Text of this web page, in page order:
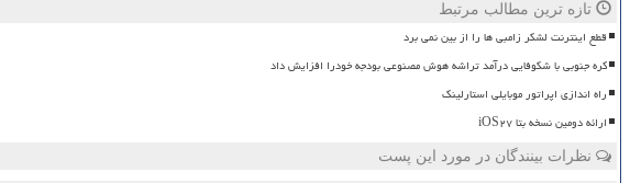
تازه ترین مطالب مرتبط
قطع اینترنت لشکر زامبی ها را از بین نمی برد
کره جنوبی با شکوفایی درآمد تراشه هوش مصنوعی بودجه خودرا افزایش داد
راه اندازی اپراتور موبایلی استارلینک
ارائه دومین نسخه بتا iOS۲۷
نظرات بینندگان در مورد این پست